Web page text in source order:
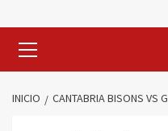
primario
INICIO CANTABRIA BISONS VS